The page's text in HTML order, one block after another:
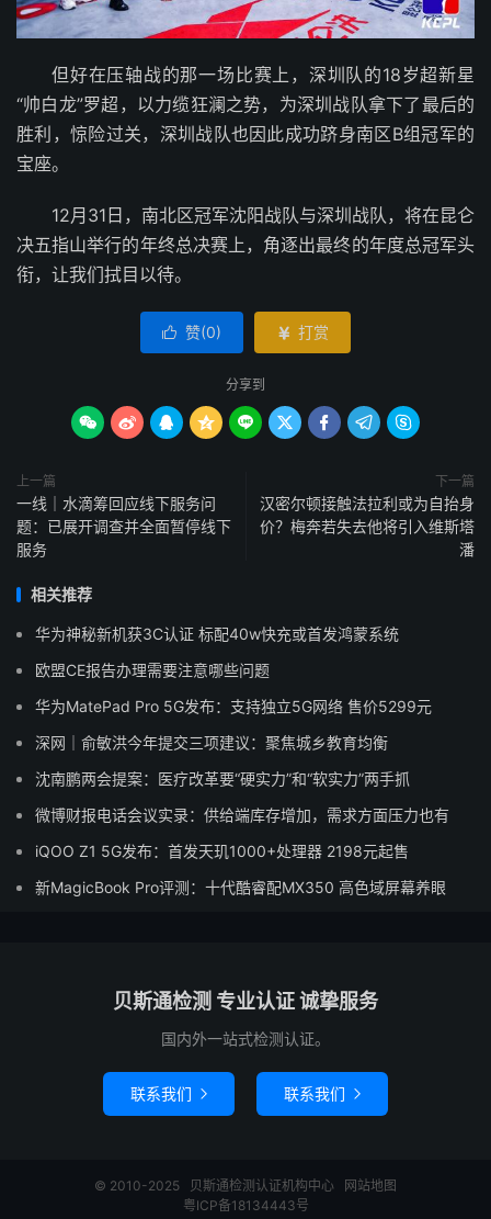
但好在压轴战的那一场比赛上，深圳队的18岁超新星
“帅白龙”罗超，以力缆狂澜之势，为深圳战队拿下了最后的
胜利，惊险过关，深圳战队也因此成功跻身南区B组冠军的
宝座。
12月31日，南北区冠军沈阳战队与深圳战队，将在昆仑
决五指山举行的年终总决赛上，角逐出最终的年度总冠军头
衔，让我们拭目以待。
 赞(0)  打赏
分享到
        
上一篇
一线｜水滴筹回应线下服务问
题：已展开调查并全面暂停线下
服务
下一篇
汉密尔顿接触法拉利或为自抬身
价？梅奔若失去他将引入维斯塔
潘
相关推荐
华为神秘新机获3C认证 标配40w快充或首发鸿蒙系统
欧盟CE报告办理需要注意哪些问题
华为MatePad Pro 5G发布：支持独立5G网络 售价5299元
深网｜俞敏洪今年提交三项建议：聚焦城乡教育均衡
沈南鹏两会提案：医疗改革要“硬实力”和“软实力”两手抓
微博财报电话会议实录：供给端库存增加，需求方面压力也有
iQOO Z1 5G发布：首发天玑1000+处理器 2198元起售
新MagicBook Pro评测：十代酷睿配MX350 高色域屏幕养眼
贝斯通检测 专业认证 诚挚服务
国内外一站式检测认证。
联系我们  联系我们 
© 2010-2025 贝斯通检测认证机构中心
网站地图
粤ICP备18134443号